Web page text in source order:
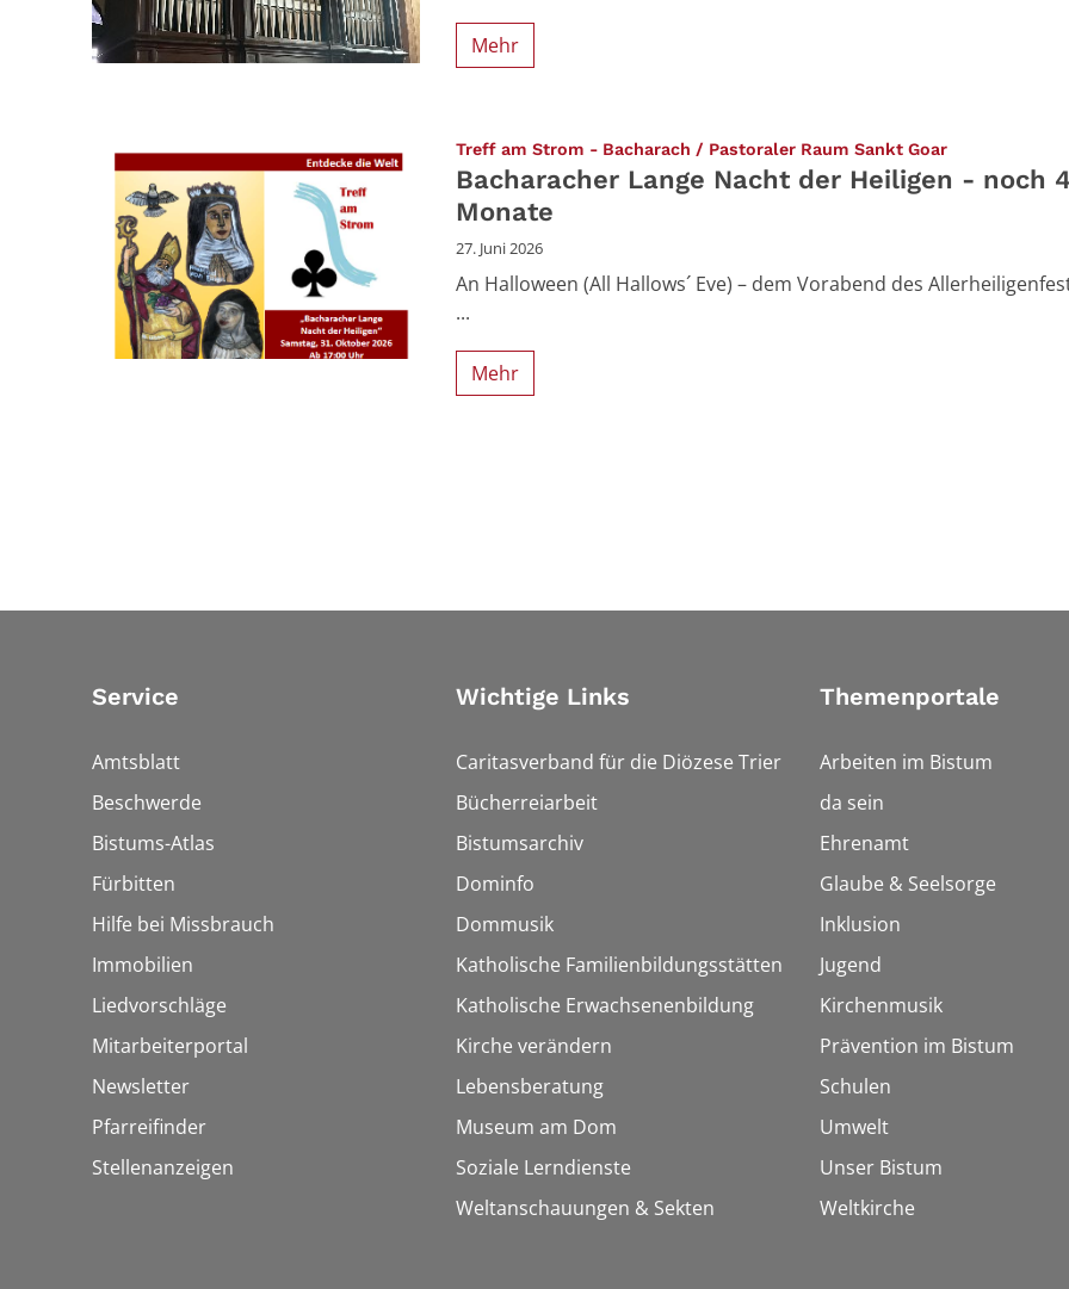
Mehr
Treff am Strom - Bacharach / Pastoraler Raum Sankt Goar:
Bacharacher Lange Nacht der Heiligen - noch
Monate
27. Juni 2026
An Halloween (All Hallows´ Eve) – dem Vorabend des
...
Mehr
Service
Amtsblatt
Beschwerde
Bistums-Atlas
Fürbitten
Hilfe bei Missbrauch
Immobilien
Liedvorschläge
Mitarbeiterportal
Newsletter
Pfarreifinder
Stellenanzeigen
Wichtige Links
Caritasverband für die Diözese Trier
Bücherreiarbeit
Bistumsarchiv
Dominfo
Dommusik
Katholische Familienbildungsstätten
Katholische Erwachsenenbildung
Kirche verändern
Lebensberatung
Museum am Dom
Soziale Lerndienste
Weltanschauungen & Sekten
Themenportale
Arbeiten im Bistum
da sein
Ehrenamt
Glaube & Seelsorge
Inklusion
Jugend
Kirchenmusik
Prävention im Bistum
Schulen
Umwelt
Unser Bistum
Weltkirche